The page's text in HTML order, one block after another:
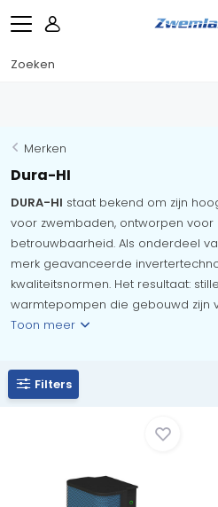
Merken
Dura-HI
DURA-HI staat bekend om zijn
voor zwembaden, ontworpen
betrouwbaarheid. Als onderdeel
merk geavanceerde
kwaliteitsnormen. Het resultaat:
warmtepompen die gebouwd zijn
Toon meer
Filters